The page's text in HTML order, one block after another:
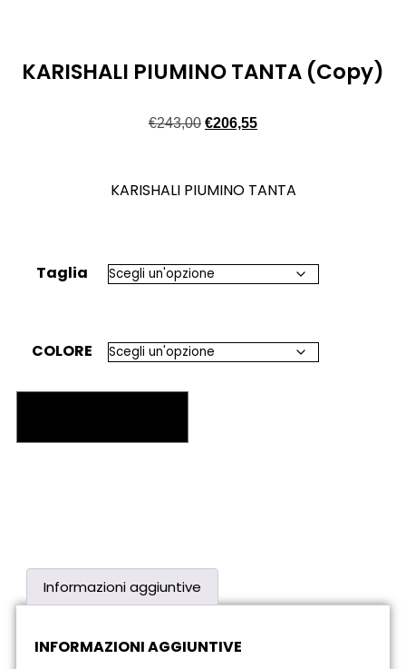
KARISHALI PIUMINO TANTA (Copy)
€243,00 €206,55
KARISHALI PIUMINO TANTA
Taglia
COLORE
Informazioni aggiuntive
INFORMAZIONI AGGIUNTIVE